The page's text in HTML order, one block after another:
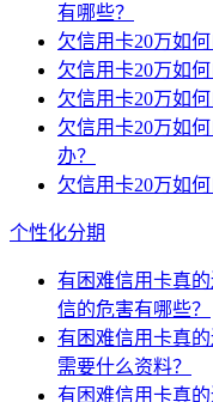
有哪些？
欠信用卡20万如
欠信用卡20万如
欠信用卡20万如
欠信用卡20万如
办？
欠信用卡20万如
个性化分期
有困难信用卡真
信的危害有哪些？
有困难信用卡真
需要什么资料？
有困难信用卡真